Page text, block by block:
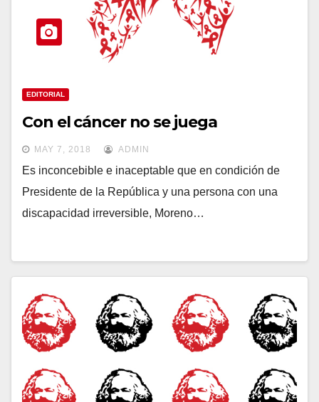
EDITORIAL
Con el cáncer no se juega
MAY 7, 2018 ADMIN
Es inconcebible e inaceptable que en condición de
Presidente de la República y una persona con una
discapacidad irreversible, Moreno…